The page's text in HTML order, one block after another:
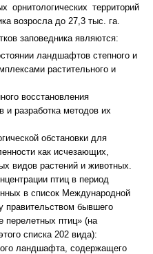
территорий
возросла до 27,3 тыс. га.
заповедника являются:
ландшафтов степного и
растительного и
восстановления
и разработка методов их
обстановки для
как исчезающих,
видов растений и животных.
птиц в период
в список Международной
правительством бывшего
птиц» (на
списка 202 вида):
ландшафта, содержащего